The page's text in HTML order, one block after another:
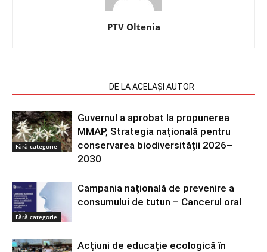
PTV Oltenia
DE LA ACELAȘI AUTOR
Fără categorie
Guvernul a aprobat la propunerea
MMAP, Strategia națională pentru
conservarea biodiversității 2026–
2030
Fără categorie
Campania națională de prevenire a
consumului de tutun – Cancerul oral
Acțiuni de educație ecologică în